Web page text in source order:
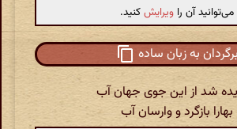
می‌توانید آن را ویرایشکنید.
برگردان به زبان ساده
شد از این جوی جهان آب
بهارا بازگرد و وارسان آب